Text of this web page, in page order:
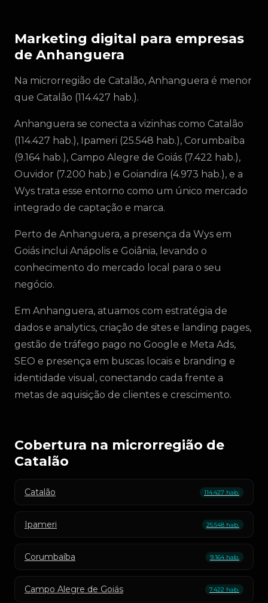
Marketing digital para empresas
de Anhanguera
Na microrregião de Catalão, Anhanguera é menor
que Catalão (114.427 hab.).
Anhanguera se conecta a vizinhas como Catalão
(114.427 hab.), Ipameri (25.548 hab.), Corumbaíba
(9.164 hab.), Campo Alegre de Goiás (7.422 hab.),
Ouvidor (7.200 hab.) e Goiandira (4.973 hab.), e a
Wys trata esse entorno como um único mercado
integrado de captação e marca.
Perto de Anhanguera, a presença da Wys em
Goiás inclui Anápolis e Goiânia, levando o
conhecimento do mercado local para o seu
negócio.
Em Anhanguera, atuamos com estratégia de
dados e analytics, criação de sites e landing pages,
gestão de tráfego pago no Google e Meta Ads,
SEO e presença em buscas locais e branding e
identidade visual, conectando cada frente a
metas de aquisição de clientes e crescimento.
Cobertura na microrregião de
Catalão
Catalão 114.427 hab.
Ipameri 25.548 hab.
Corumbaíba 9.164 hab.
Campo Alegre de Goiás 7.422 hab.